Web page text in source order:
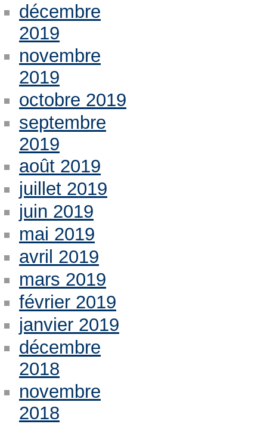
décembre
2019
novembre
2019
octobre 2019
septembre
2019
août 2019
juillet 2019
juin 2019
mai 2019
avril 2019
mars 2019
février 2019
janvier 2019
décembre
2018
novembre
2018